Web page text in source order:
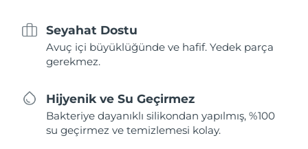
Seyahat Dostu
Avuç içi büyüklüğünde ve hafif. Yedek parça
gerekmez.
Hijyenik ve Su Geçirmez
Bakteriye dayanıklı silikondan yapılmış, %100
su geçirmez ve temizlemesi kolay.